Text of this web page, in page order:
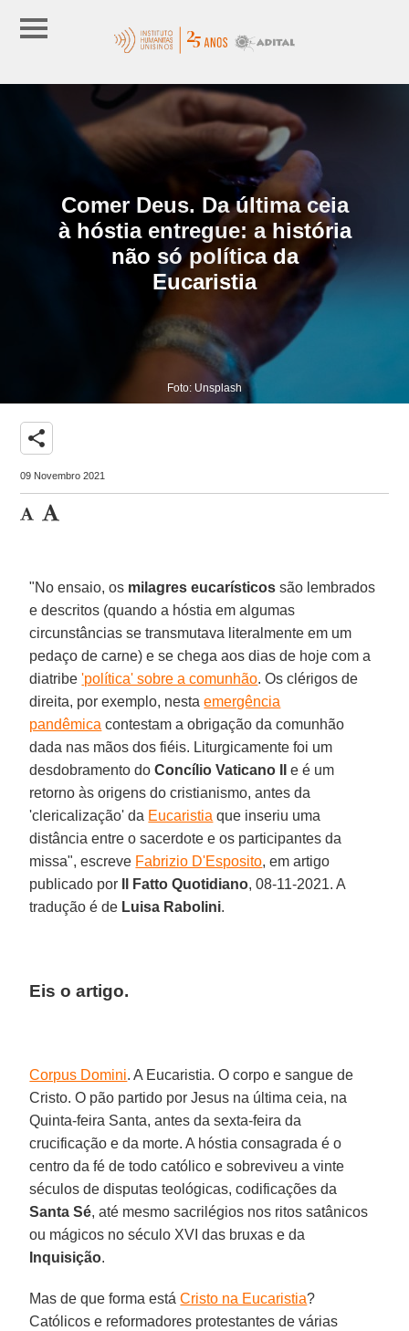
Comer Deus. Da última ceia
à hóstia entregue: a história
não só política da
Eucaristia
Foto: Unsplash
share
09 Novembro 2021
"No ensaio, os milagres eucarísticos são lembrados
e descritos (quando a hóstia em algumas
circunstâncias se transmutava literalmente em um
pedaço de carne) e se chega aos dias de hoje com a
diatribe'política' sobre a comunhão. Os clérigos de
direita, por exemplo, nestaemergência
pandêmica contestam a obrigação da comunhão
dada nas mãos dos fiéis. Liturgicamente foi um
desdobramento doConcílio Vaticano II
e é um
retorno às origens do cristianismo, antes da
'clericalização' da Eucaristia que inseriu uma
distância entre o sacerdote e os participantes da
missa", escreve Fabrizio D'Esposito, em artigo
publicado por
Il Fatto Quotidiano, 08-11-2021. A
tradução é de Luisa Rabolini.
Eis o artigo.
Corpus Domini. A Eucaristia. O corpo e sangue de
Cristo. O pão partido por Jesus na última ceia, na
Quinta-feira Santa, antes da sexta-feira da
crucificação e da morte. A hóstia consagrada é o
centro da fé de todo católico e sobreviveu a vinte
séculos de disputas teológicas, codificações da
Santa Sé, até mesmo sacrilégios nos ritos satânicos
ou mágicos no século XVI das bruxas e da
Inquisição.
Mas de que forma estáCristo na Eucaristia?
Católicos e reformadores protestantes de várias